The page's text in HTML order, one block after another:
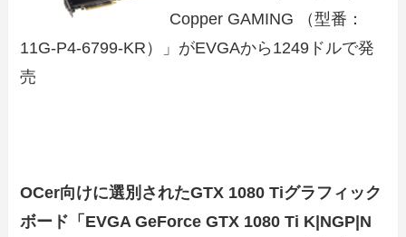
Copper GAMING （型番：
11G-P4-6799-KR）」がEVGAから1249ドルで発
売
OCer向けに選別されたGTX 1080 Tiグラフィック
ボード「EVGA GeForce GTX 1080 Ti K|NGP|N